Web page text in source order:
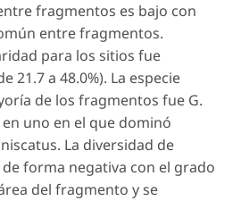
fragmentos es bajo con
entre fragmentos.
para los sitios fue
21.7 a 48.0%). La especie
de los fragmentos fue G.
uno en el que dominó
. La diversidad de
forma negativa con el grado
del fragmento y se